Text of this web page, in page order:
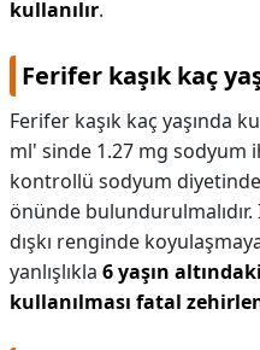
kullanılır.
Ferifer kaşık kaç
Ferifer kaşık kaç yaşında
ml' sinde 1.27 mg sodyum
kontrollü sodyum
önünde
dışkı renginde
yanlışlıkla 6 yaşın
kullanılması fatal